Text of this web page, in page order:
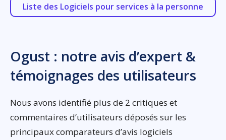
Liste des Logiciels pour services à la personne
Ogust : notre avis d’expert &
témoignages des utilisateurs
Nous avons identifié plus de 2 critiques et
commentaires d’utilisateurs déposés sur les
principaux comparateurs d’avis logiciels